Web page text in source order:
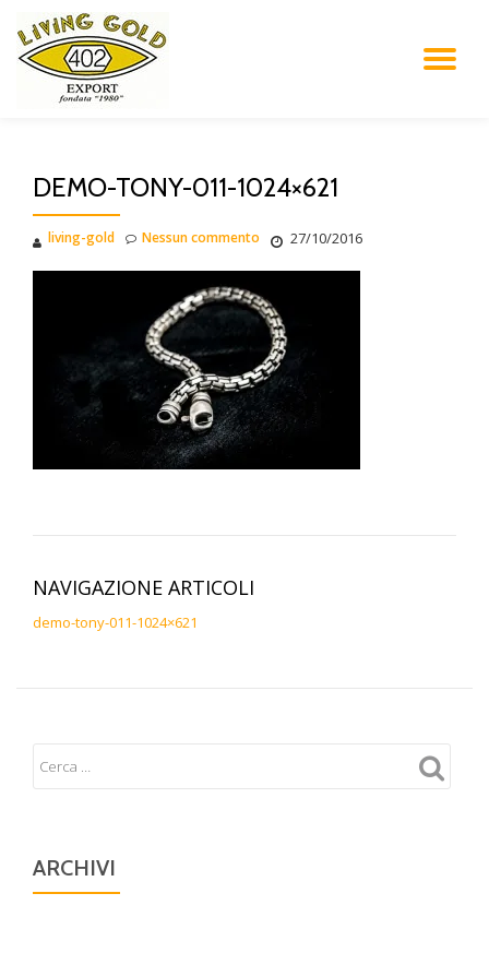
Vai
contenuto
DEMO-TONY-011-1024×621
living-gold 27/10/2016
Nessun commento
NAVIGAZIONE ARTICOLI
demo-tony-011-1024×621
ARCHIVI